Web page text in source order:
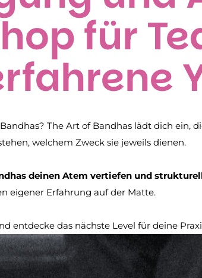
für
The Art of Bandhas lädt dich ein,
welchem Zweck sie jeweils dienen.
deinen Atem vertiefen und
eigener Erfahrung auf der Matte.
entdecke das nächste Level für deine